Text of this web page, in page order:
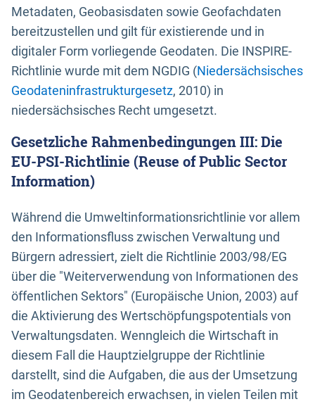
Metadaten, Geobasisdaten sowie Geofachdaten
bereitzustellen und gilt für existierende und in
digitaler Form vorliegende Geodaten. Die INSPIRE-
Richtlinie wurde mit dem NGDIG (Niedersächsisches
Geodateninfrastrukturgesetz, 2010) in
niedersächsisches Recht umgesetzt.
Gesetzliche Rahmenbedingungen III: Die
EU-PSI-Richtlinie (Reuse of Public Sector
Information)
Während die Umweltinformationsrichtlinie vor allem
den Informationsfluss zwischen Verwaltung und
Bürgern adressiert, zielt die Richtlinie 2003/98/EG
über die "Weiterverwendung von Informationen des
öffentlichen Sektors" (Europäische Union, 2003) auf
die Aktivierung des Wertschöpfungspotentials von
Verwaltungsdaten. Wenngleich die Wirtschaft in
diesem Fall die Hauptzielgruppe der Richtlinie
darstellt, sind die Aufgaben, die aus der Umsetzung
im Geodatenbereich erwachsen, in vielen Teilen mit